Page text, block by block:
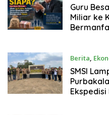
Agustus 7,
Guru
Miliar ke
Berita
Agustus 7,
SMSI
Ekspedisi